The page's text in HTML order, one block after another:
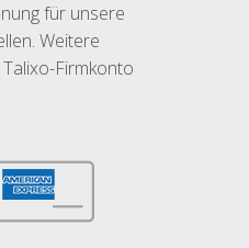
für unsere
Weitere
Firmkonto